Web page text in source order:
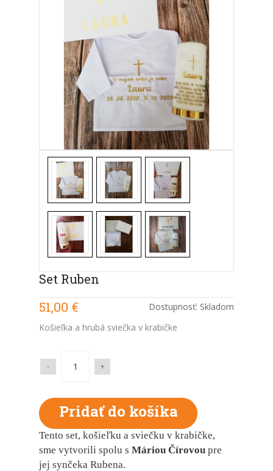
Set Ruben
51,00 € Dostupnosť: Skladom
Košieľka a hrubá sviečka v krabičke
+
-
Tento set, košieľku a sviečku v krabičke,
sme vytvorili spolu s Máriou Čírovou pre
jej synčeka Rubena.